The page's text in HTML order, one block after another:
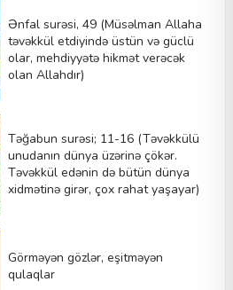
Ənfal surəsi, 49 (Müsəlman Allaha
təvəkkül etdiyində üstün və güclü
olar, mehdiyyətə hikmət verəcək
olan Allahdır)
Təğabun surəsi; 11-16 (Təvəkkülü
unudanın dünya üzərinə çökər.
Təvəkkül edənin də bütün dünya
xidmətinə girər, çox rahat yaşayar)
Görməyən gözlər, eşitməyən
qulaqlar